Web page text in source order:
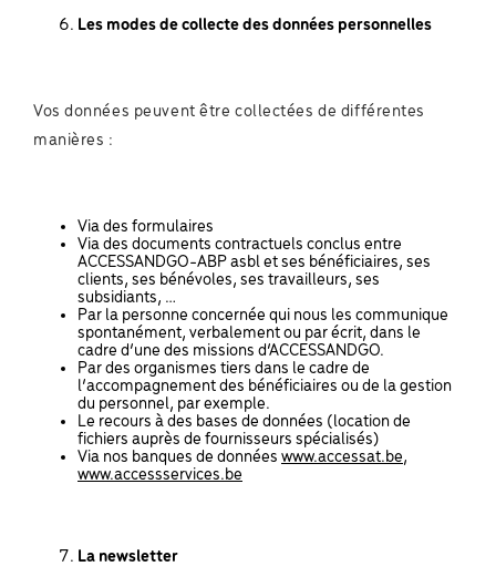
Les modes de collecte des données personnelles
Vos données peuvent être collectées de différentes
manières :
Via des formulaires
Via des documents contractuels conclus entre
ACCESSANDGO-ABP asbl et ses bénéficiaires, ses
clients, ses bénévoles, ses travailleurs, ses
subsidiants, …
Par la personne concernée qui nous les communique
spontanément, verbalement ou par écrit, dans le
cadre d’une des missions d’ACCESSANDGO.
Par des organismes tiers dans le cadre de
l’accompagnement des bénéficiaires ou de la gestion
du personnel, par exemple.
Le recours à des bases de données (location de
fichiers auprès de fournisseurs spécialisés)
Via nos banques de données www.accessat.be,
www.accessservices.be
La newsletter